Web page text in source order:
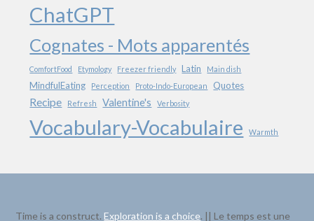
ChatGPT
Cognates - Mots apparentés
ComfortFood Etymology Freezer friendly Latin Main dish
MindfulEating Perception Proto-Indo-European Quotes
Recipe Refresh Valentine's Verbosity
Vocabulary-Vocabulaire Warmth
Time is a construct.Exploration is a choice. || Le temps est une